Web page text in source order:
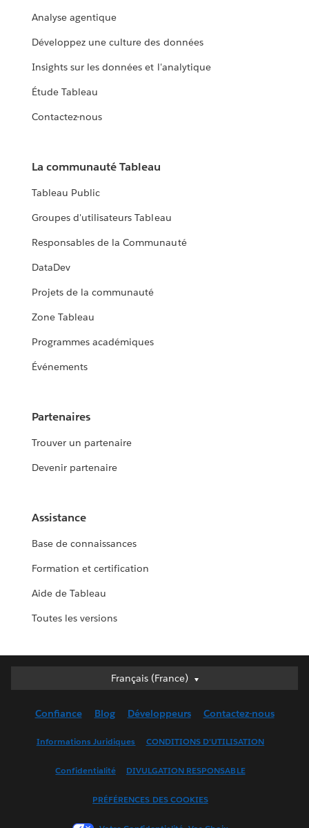
Analyse agentique
Développez une culture des données
Insights sur les données et l'analytique
Étude Tableau
Contactez-nous
La communauté Tableau
Tableau Public
Groupes d'utilisateurs Tableau
Responsables de la Communauté
DataDev
Projets de la communauté
Zone Tableau
Programmes académiques
Événements
Partenaires
Trouver un partenaire
Devenir partenaire
Assistance
Base de connaissances
Formation et certification
Aide de Tableau
Toutes les versions
Français (France)
Français (France)
English (UK)
Français (Canada)
Confiance Blog Développeurs Contactez-nous
Informations Juridiques CONDITIONS D'UTILISATION
Confidentialité DIVULGATION RESPONSABLE
PRÉFÉRENCES DES COOKIES